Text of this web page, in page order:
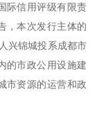
际信用评级有限责
，本次发行主体的
兴锦城投系成都市
的市政公用设施建
市资源的运营和政